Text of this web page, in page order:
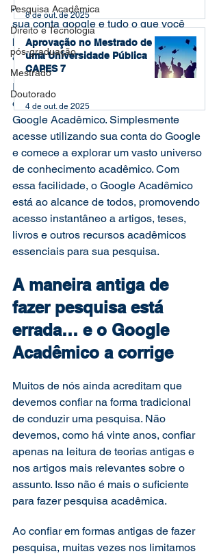
Pesquisa Acadêmica
Direito e Tecnologia
pós-graduação
Mestrado
Doutorado
Acadêmico. Para entrar, basta utilizar
sua conta google e tudo o que você
pesquisar com o aplicativo já estará
associado a sua conta.
Isso mesmo! Não é necessário instalar
ou baixar qualquer coisa para usar o
Google Acadêmico. Simplesmente
acesse utilizando sua conta do Google
e comece a explorar um vasto universo
de conhecimento acadêmico. Com
essa facilidade, o Google Acadêmico
está ao alcance de todos, promovendo
acesso instantâneo a artigos, teses,
livros e outros recursos acadêmicos
essenciais para sua pesquisa.
A maneira antiga de
fazer pesquisa está
errada… e o Google
Acadêmico a corrige
Muitos de nós ainda acreditam que
devemos confiar na forma tradicional
de conduzir uma pesquisa. Não
devemos, como há vinte anos, confiar
apenas na leitura de teorias antigas e
nos artigos mais relevantes sobre o
assunto. Isso não é mais o suficiente
para fazer pesquisa acadêmica.
Ao confiar em formas antigas de fazer
pesquisa, muitas vezes nos limitamos
8 de out. de 2025
Aprovação no Mestrado de
uma Universidade Pública
CAPES 7
4 de out. de 2025